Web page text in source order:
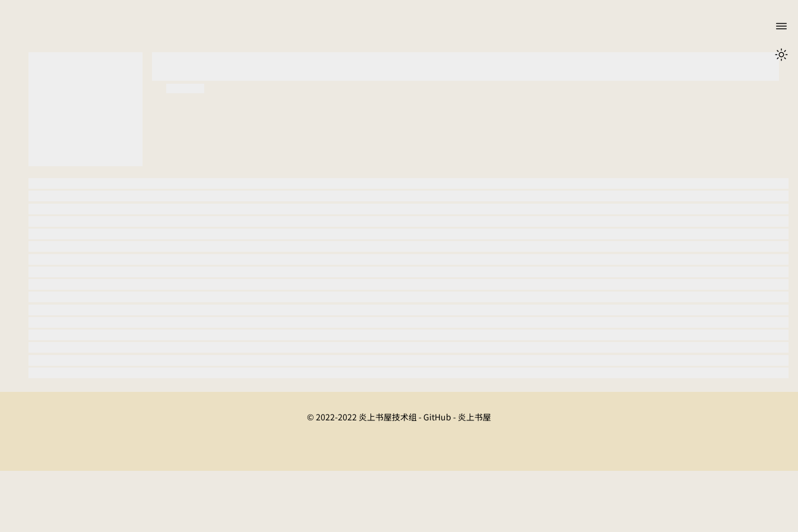
© 2022-2022 炎上书屋技术组 - GitHub - 炎上书屋